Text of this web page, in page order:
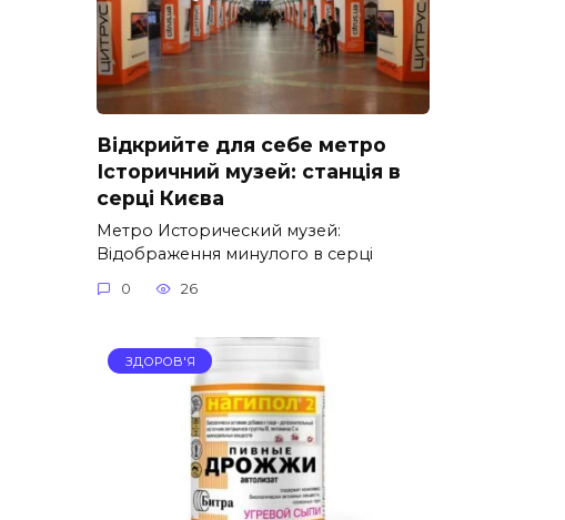
Відкрийте для себе метро
Історичний музей: станція в
серці Києва
Метро Исторический музей:
Відображення минулого в серці
0 26
ЗДОРОВ'Я